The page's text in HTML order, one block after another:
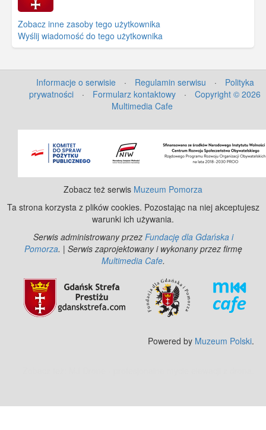
Zobacz inne zasoby tego użytkownika
Wyślij wiadomość do tego użytkownika
Informacje o serwisie · Regulamin serwisu ·
Polityka
prywatności
· Formularz kontaktowy ·
Copyright © 2026
Multimedia Cafe
Zobacz też serwis Muzeum Pomorza
Ta strona korzysta z plików cookies. Pozostając na niej akceptujesz
warunki ich używania.
Serwis administrowany przez Fundację dla Gdańska i
Pomorza. | Serwis zaprojektowany i wykonany przez firmę
Multimedia Cafe.
Powered by Muzeum Polski.